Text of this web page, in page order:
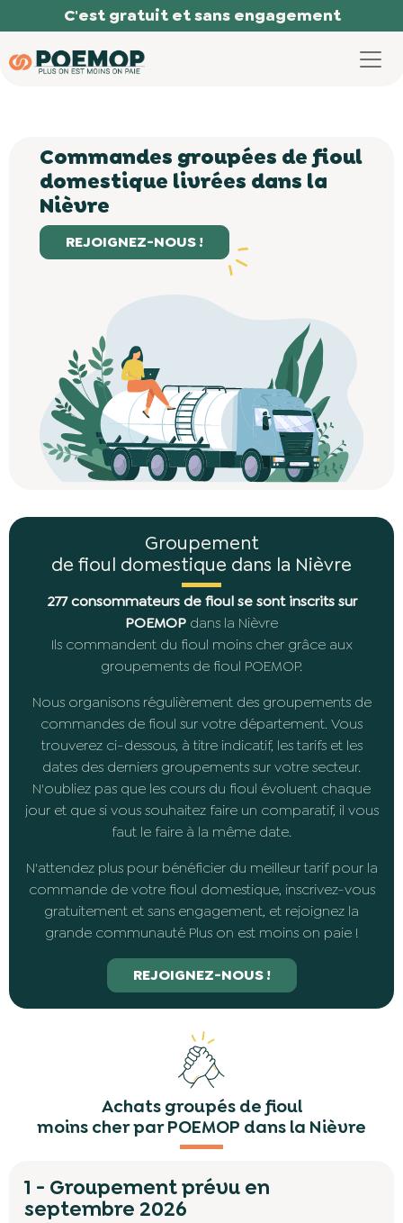
Panneau de gestion des cookies
C'est gratuit et sans engagement
Commandes groupées de fioul
domestique livrées dans la
Nièvre
REJOIGNEZ-NOUS !
Groupement
de fioul domestique dans la Nièvre
277 consommateurs de fioul se sont inscrits sur
POEMOP dans la Nièvre
Ils commandent du fioul moins cher grâce aux
groupements de fioul POEMOP.
Nous organisons régulièrement des groupements de
commandes de fioul sur votre département. Vous
trouverez ci-dessous, à titre indicatif, les tarifs et les
dates des derniers groupements sur votre secteur.
N'oubliez pas que les cours du fioul évoluent chaque
jour et que si vous souhaitez faire un comparatif, il vous
faut le faire à la même date.
N'attendez plus pour bénéficier du meilleur tarif pour la
commande de votre fioul domestique, inscrivez-vous
gratuitement et sans engagement, et rejoignez la
grande communauté Plus on est moins on paie !
REJOIGNEZ-NOUS !
Achats groupés de fioul
moins cher par POEMOP dans la Nièvre
1 - Groupement prévu en
septembre 2026